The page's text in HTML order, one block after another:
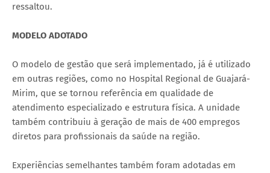
ressaltou.
MODELO ADOTADO
O modelo de gestão que será implementado, já é utilizado
em outras regiões, como no Hospital Regional de Guajará-
Mirim, que se tornou referência em qualidade de
atendimento especializado e estrutura física. A unidade
também contribuiu à geração de mais de 400 empregos
diretos para profissionais da saúde na região.
Experiências semelhantes também foram adotadas em